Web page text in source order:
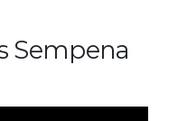
Sempena